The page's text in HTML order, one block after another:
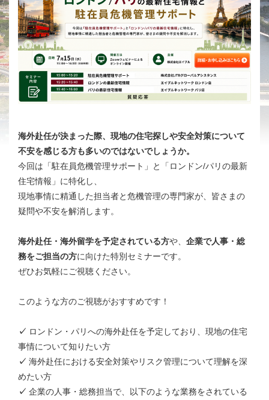
海外赴任が決まった際、現地の住宅探しや安全対策について
不安を感じる方も多いのではないでしょうか。
今回は「駐在員危機管理サポート」と「ロンドン/パリの最新
住宅情報」に特化し、
現地事情に精通した担当者と危機管理の専門家が、皆さまの
疑問や不安を解消します。
海外赴任・海外留学を予定されている方や、 企業で人事・総
務をご担当の方に向けた特別セミナーです。
ぜひお気軽にご視聴ください。
このような方のご視聴がおすすめです！
✓ ロンドン・パリへの海外赴任を予定しており、現地の住宅
事情について知りたい方
✓ 海外赴任における安全対策やリスク管理について理解を深
めたい方
✓ 企業の人事・総務担当で、以下のような業務をされている